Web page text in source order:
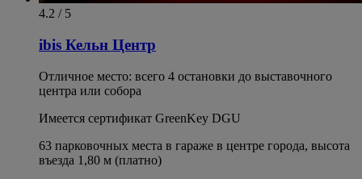
4.2 / 5
ibis Кельн Центр
Отличное место: всего 4 остановки до выставочного
центра или собора
Имеется сертификат GreenKey DGU
63 парковочных места в гараже в центре города, высота
въезда 1,80 м (платно)